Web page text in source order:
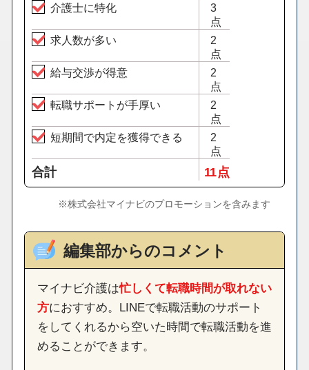
介護士に特化
3
点
求人数が多い
2
点
給与交渉が得意
2
点
転職サポートが手厚い
2
点
短期間で内定を獲得できる
2
点
合計 11 点
※株式会社マイナビのプロモーションを含みます
編集部からのコメント
マイナビ介護は忙しくて転職時間が取れない
方におすすめ。LINEで転職活動のサポート
をしてくれるから空いた時間で転職活動を進
めることができます。